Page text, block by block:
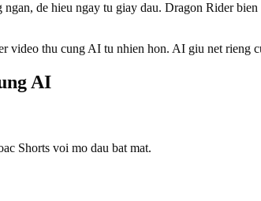
de hieu ngay tu giay dau. Dragon Rider
video thu cung AI tu nhien hon. AI giu net rieng
AI
Shorts voi mo dau bat mat.